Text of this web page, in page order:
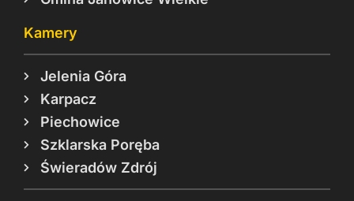
Kamery
Jelenia Góra
Karpacz
Piechowice
Szklarska Poręba
Świeradów Zdrój